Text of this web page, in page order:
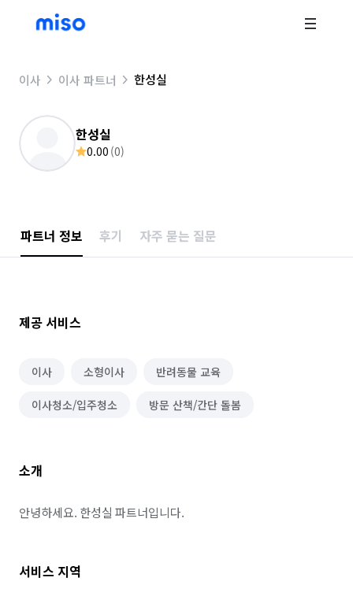
이사 이사 파트너 한성실
한성실
0.00 (0)
파트너 정보 후기 자주 묻는 질문
제공 서비스
이사 소형이사 반려동물 교육
이사청소/입주청소 방문 산책/간단 돌봄
소개
안녕하세요. 한성실 파트너입니다.
서비스 지역